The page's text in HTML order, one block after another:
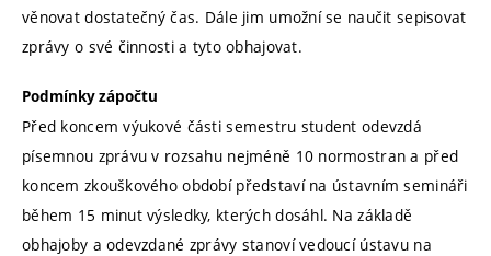
věnovat dostatečný čas. Dále jim umožní se naučit sepisovat
zprávy o své činnosti a tyto obhajovat.
Podmínky zápočtu
Před koncem výukové části semestru student odevzdá
písemnou zprávu v rozsahu nejméně 10 normostran a před
koncem zkouškového období představí na ústavním semináři
během 15 minut výsledky, kterých dosáhl. Na základě
obhajoby a odevzdané zprávy stanoví vedoucí ústavu na